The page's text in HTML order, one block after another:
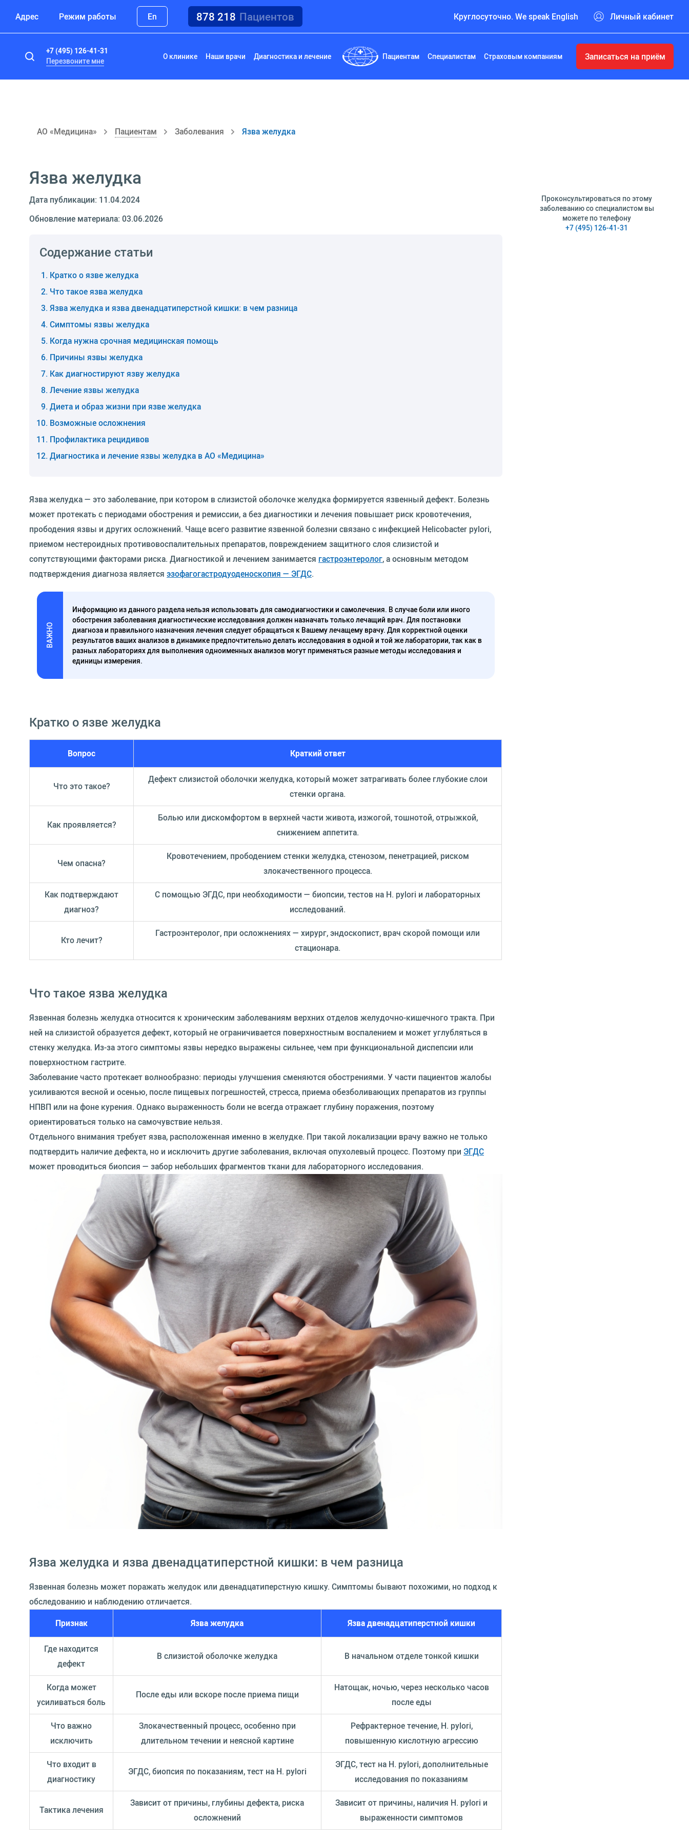
Адрес Режим работы En 878 218 Пациентов Круглосуточно. We speak English Личный кабинет
+7 (495) 126-41-31
Перезвоните мне
О клинике Наши врачи Диагностика и лечение Пациентам Специалистам Страховым компаниям Записаться на приём
АО «Медицина» Пациентам Заболевания Язва желудка
Язва желудка
Дата публикации: 11.04.2024
Обновление материала: 03.06.2026
Содержание статьи
Кратко о язве желудка
Что такое язва желудка
Язва желудка и язва двенадцатиперстной кишки: в чем разница
Симптомы язвы желудка
Когда нужна срочная медицинская помощь
Причины язвы желудка
Как диагностируют язву желудка
Лечение язвы желудка
Диета и образ жизни при язве желудка
Возможные осложнения
Профилактика рецидивов
Диагностика и лечение язвы желудка в АО «Медицина»
Язва желудка — это заболевание, при котором в слизистой оболочке желудка формируется язвенный дефект. Болезнь
может протекать с периодами обострения и ремиссии, а без диагностики и лечения повышает риск кровотечения,
прободения язвы и других осложнений. Чаще всего развитие язвенной болезни связано с инфекцией Helicobacter pylori,
приемом нестероидных противовоспалительных препаратов, повреждением защитного слоя слизистой и
сопутствующими факторами риска. Диагностикой и лечением занимается гастроэнтеролог, а основным методом
подтверждения диагноза является эзофагогастродуоденоскопия — ЭГДС.
ВАЖНО
Информацию из данного раздела нельзя использовать для самодиагностики и самолечения. В случае боли или иного
обострения заболевания диагностические исследования должен назначать только лечащий врач. Для постановки
диагноза и правильного назначения лечения следует обращаться к Вашему лечащему врачу. Для корректной оценки
результатов ваших анализов в динамике предпочтительно делать исследования в одной и той же лаборатории, так как в
разных лабораториях для выполнения одноименных анализов могут применяться разные методы исследования и
единицы измерения.
Кратко о язве желудка
Вопрос Краткий ответ
Что это такое?
Дефект слизистой оболочки желудка, который может затрагивать более глубокие слои
стенки органа.
Как проявляется?
Болью или дискомфортом в верхней части живота, изжогой, тошнотой, отрыжкой,
снижением аппетита.
Чем опасна?
Кровотечением, прободением стенки желудка, стенозом, пенетрацией, риском
злокачественного процесса.
Как подтверждают
диагноз?
С помощью ЭГДС, при необходимости — биопсии, тестов на H. pylori и лабораторных
исследований.
Кто лечит?
Гастроэнтеролог, при осложнениях — хирург, эндоскопист, врач скорой помощи или
стационара.
Что такое язва желудка
Язвенная болезнь желудка относится к хроническим заболеваниям верхних отделов желудочно-кишечного тракта. При
ней на слизистой образуется дефект, который не ограничивается поверхностным воспалением и может углубляться в
стенку желудка. Из-за этого симптомы язвы нередко выражены сильнее, чем при функциональной диспепсии или
поверхностном гастрите.
Заболевание часто протекает волнообразно: периоды улучшения сменяются обострениями. У части пациентов жалобы
усиливаются весной и осенью, после пищевых погрешностей, стресса, приема обезболивающих препаратов из группы
НПВП или на фоне курения. Однако выраженность боли не всегда отражает глубину поражения, поэтому
ориентироваться только на самочувствие нельзя.
Отдельного внимания требует язва, расположенная именно в желудке. При такой локализации врачу важно не только
подтвердить наличие дефекта, но и исключить другие заболевания, включая опухолевый процесс. Поэтому при ЭГДС
может проводиться биопсия — забор небольших фрагментов ткани для лабораторного исследования.
Язва желудка и язва двенадцатиперстной кишки: в чем разница
Язвенная болезнь может поражать желудок или двенадцатиперстную кишку. Симптомы бывают похожими, но подход к
обследованию и наблюдению отличается.
Признак
Язва желудка Язва двенадцатиперстной кишки
Где находится
дефект
В слизистой оболочке желудка В начальном отделе тонкой кишки
Когда может
усиливаться боль
После еды или вскоре после приема пищи
Натощак, ночью, через несколько часов
после еды
Что важно
исключить
Злокачественный процесс, особенно при
длительном течении и неясной картине
Рефрактерное течение, H. pylori,
повышенную кислотную агрессию
Что входит в
диагностику
ЭГДС, биопсия по показаниям, тест на H. pylori
ЭГДС, тест на H. pylori, дополнительные
исследования по показаниям
Тактика лечения
Зависит от причины, глубины дефекта, риска
осложнений
Зависит от причины, наличия H. pylori и
выраженности симптомов
Проконсультироваться по этому
заболеванию со специалистом вы
можете по телефону
+7 (495) 126-41-31